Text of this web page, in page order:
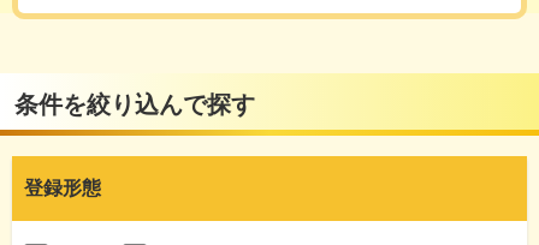
条件を絞り込んで探す
登録形態